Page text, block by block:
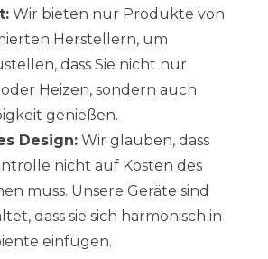
Wir bieten nur Produkte von
Herstellern, um
dass Sie nicht nur
Heizen, sondern auch
genießen.
Design: Wir glauben, dass
nicht auf Kosten des
muss. Unsere Geräte sind
dass sie sich harmonisch in
einfügen.